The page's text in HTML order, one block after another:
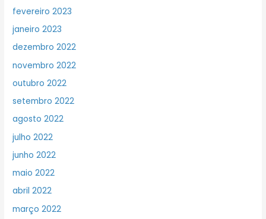
fevereiro 2023
janeiro 2023
dezembro 2022
novembro 2022
outubro 2022
setembro 2022
agosto 2022
julho 2022
junho 2022
maio 2022
abril 2022
março 2022